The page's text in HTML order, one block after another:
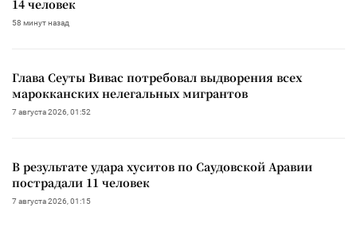
14 человек
58 минут назад
Глава Сеуты Вивас потребовал выдворения всех
марокканских нелегальных мигрантов
7 августа 2026, 01:52
В результате удара хуситов по Саудовской Аравии
пострадали 11 человек
7 августа 2026, 01:15